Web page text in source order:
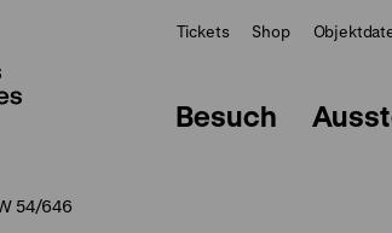
Tickets Shop
Besuch
54/646